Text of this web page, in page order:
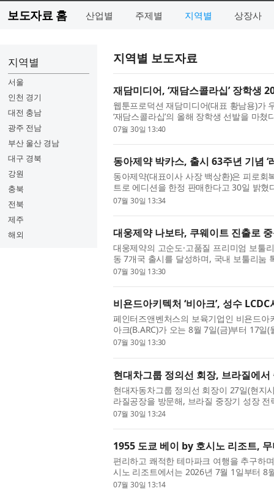
보도자료 홈 산업별 주제별 지역별 상장사
지역별
서울
인천 경기
대전 충남
광주 전남
부산 울산 경남
대구 경북
강원
충북
전북
제주
해외
지역별 보도자료
재담미디어, ‘재담스콜라십’ 장학생
웹툰프로덕션 재담미디어(대표 황남용)가
‘재담스콜라십’의 올해 장학생 선발을 마
통해 거둔 성과를 창작 후속 세대에게 환
07월 30일 13:40
동아제약 박카스, 출시 63주년 기념 ‘
동아제약(대표이사 사장 백상환)은 피로
트로 에디션을 한정 판매한다고 30일 밝
박카스는 지난해까지 누적 판매량 242억
07월 30일 13:34
대웅제약 나보타, 쿠웨이트 진출로
대웅제약의 고순도·고품질 프리미엄 보툴
동 7개국 출시를 달성하며, 국내 보툴리눔
창재·박성수)은 2026년 7월 나보타가 쿠웨
07월 30일 13:30
비욘드아키텍처 ‘비아크’, 성수
페인터즈앤벤처스의 보육기업인 비욘드
아크(B.ARC)가 오는 8월 7일(금)부터 17
서 첫 단독 팝업스토어 ‘파이프, 라인(Pipe,
07월 30일 13:30
현대차그룹 정의선 회장, 브라질에
현대자동차그룹 정의선 회장이 27일(현지
라질공장을 방문해, 브라질 중장기 성장
경제사절단으로 브라질을 방문한 정의선
07월 30일 13:24
1955 도쿄 베이 by 호시노 리조트,
편리하고 쾌적한 테마파크 여행을 추구하
시노 리조트에서는 2026년 7월 1일부터 8
파크를 즐기는 쾌적한 여름 여행 스타일을
07월 30일 13:14